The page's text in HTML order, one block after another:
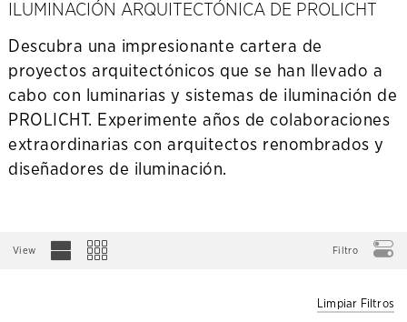
ILUMINACIÓN ARQUITECTÓNICA DE PROLICHT
Descubra una impresionante cartera de
proyectos arquitectónicos que se han llevado a
cabo con luminarias y sistemas de iluminación de
PROLICHT. Experimente años de colaboraciones
extraordinarias con arquitectos renombrados y
diseñadores de iluminación.
View Filtro
Limpiar Filtros